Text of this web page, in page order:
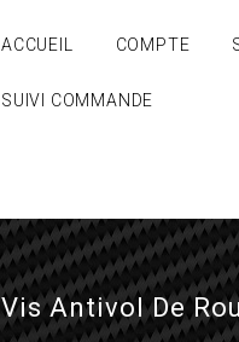
ACCUEIL COMPTE
SUIVI COMMANDE
Vis Antivol De